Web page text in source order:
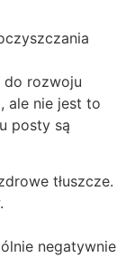
do rozwoju
ale nie jest to
posty są
tłuszcze.
negatywnie